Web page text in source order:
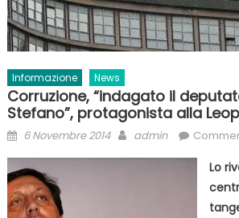
Informazione News
Corruzione, “indagato il
Stefano”, protagonista alla
Posted
6 Novembre 2014 Author
admin
Lo